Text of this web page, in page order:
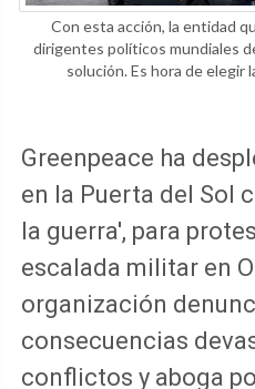
Con esta acción, la entidad
dirigentes políticos mundiales
solución. Es hora de elegir
Greenpeace ha
en la Puerta del Sol
la guerra', para
escalada militar en
organización
consecuencias
conflictos y aboga